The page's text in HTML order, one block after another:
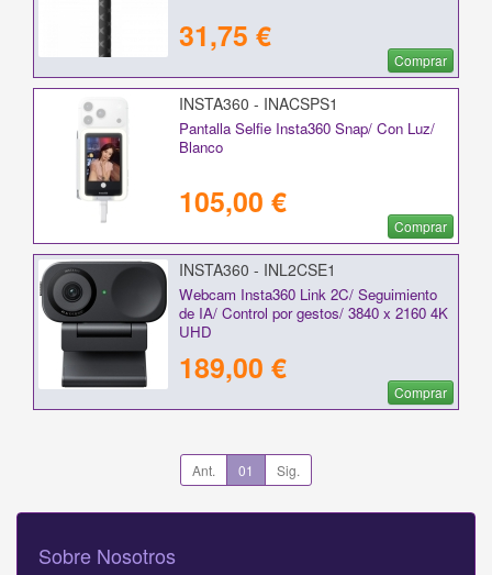
31,75 €
Comprar
INSTA360 - INACSPS1
Pantalla Selfie Insta360 Snap/ Con Luz/
Blanco
105,00 €
Comprar
INSTA360 - INL2CSE1
Webcam Insta360 Link 2C/ Seguimiento
de IA/ Control por gestos/ 3840 x 2160 4K
UHD
189,00 €
Comprar
Ant. 01 Sig.
Sobre Nosotros